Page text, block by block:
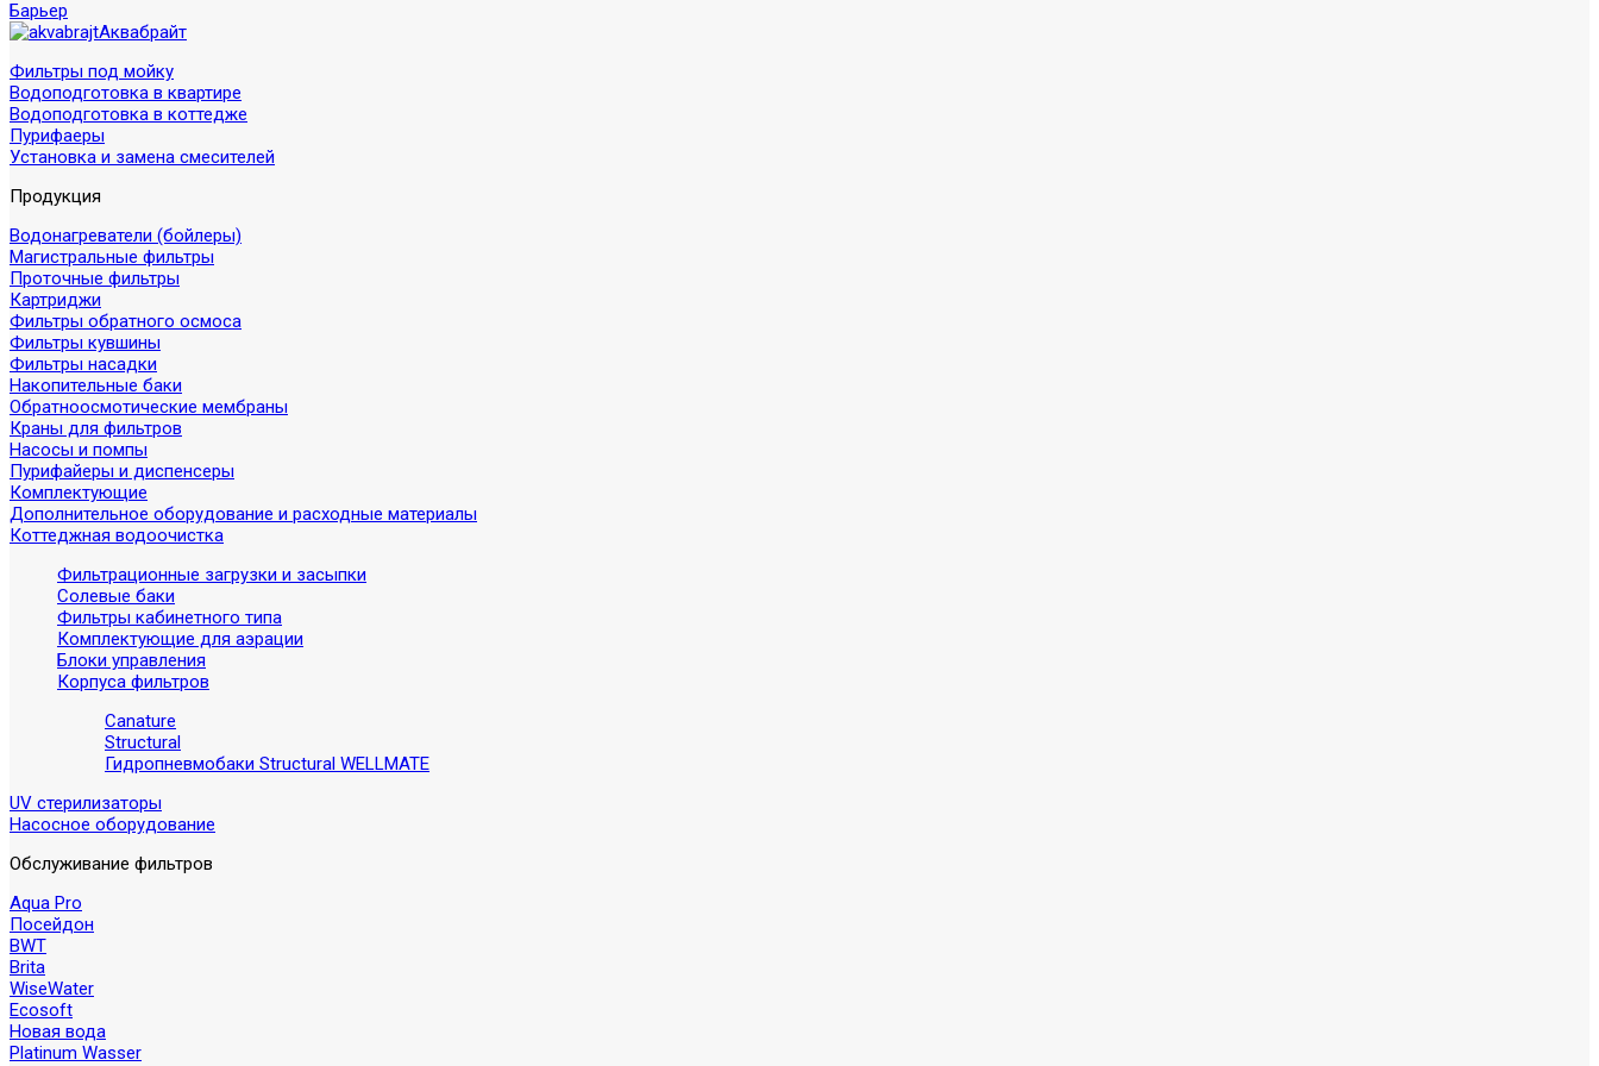
Барьер
Аквабрайт
Фильтры под мойку
Водоподготовка в квартире
Водоподготовка в коттедже
Пурифаеры
Установка и замена смесителей
Продукция
Водонагреватели (бойлеры)
Магистральные фильтры
Проточные фильтры
Картриджи
Фильтры обратного осмоса
Фильтры кувшины
Фильтры насадки
Накопительные баки
Обратноосмотические мембраны
Краны для фильтров
Насосы и помпы
Пурифайеры и диспенсеры
Комплектующие
Дополнительное оборудование и расходные материалы
Коттеджная водоочистка
Фильтрационные загрузки и засыпки
Солевые баки
Фильтры кабинетного типа
Комплектующие для аэрации
Блоки управления
Корпуса фильтров
Canature
Structural
Гидропневмобаки Structural WELLMATE
UV стерилизаторы
Насосное оборудование
Обслуживание фильтров
Aqua Pro
Посейдон
BWT
Brita
WiseWater
Ecosoft
Новая вода
Platinum Wasser